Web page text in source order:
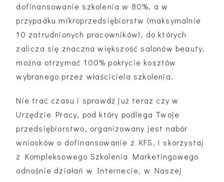
dofinansowanie szkolenia w 80%, a w
przypadku mikroprzedsiębiorstw (maksymalnie
10 zatrudnionych pracowników), do których
zalicza się znaczna większość salonów beauty,
można otrzymać 100% pokrycie kosztów
wybranego przez właściciela szkolenia.
Nie trać czasu i sprawdź już teraz czy w
Urzędzie Pracy, pod który podlega Twoje
przedsiębiorstwo, organizowany jest nabór
wniosków o dofinansowanie z KFS, i skorzystaj
z Kompleksowego Szkolenia Marketingowego
odnośnie działań w Internecie, w Naszej